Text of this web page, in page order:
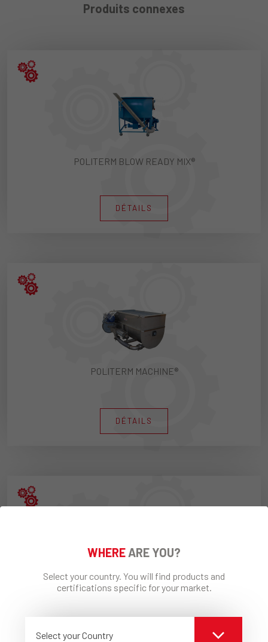
Produits connexes
POLITERM BLOW READY MIX®
DÉTAILS
POLITERM MACHINE®
DÉTAILS
ISOLCAP MACHINE 380®
WHERE ARE YOU?
Select your country. You will find products and
certifications specific for your market.
Select your Country